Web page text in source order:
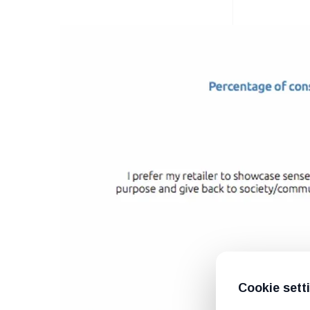
Cookie